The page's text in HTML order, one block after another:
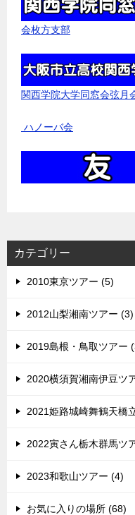
会枚方支部
関西学院大学同窓会弦月
ハノーバ会
カテゴリー
2010東京ツアー (5)
2012山梨湘南ツアー (3)
2019島根・鳥取ツアー
2020横須賀湘南伊豆ツ
2021姫路城崎舞鶴天橋
2022寅さん栃木群馬ツ
2023和歌山ツアー (4)
お気に入りの場所 (68)